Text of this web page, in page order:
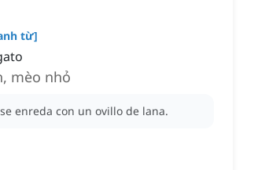
từ]
mèo nhỏ
se enreda con un ovillo de lana.